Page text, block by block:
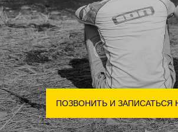
ПОЗВОНИТЬ И ЗАПИСАТЬСЯ